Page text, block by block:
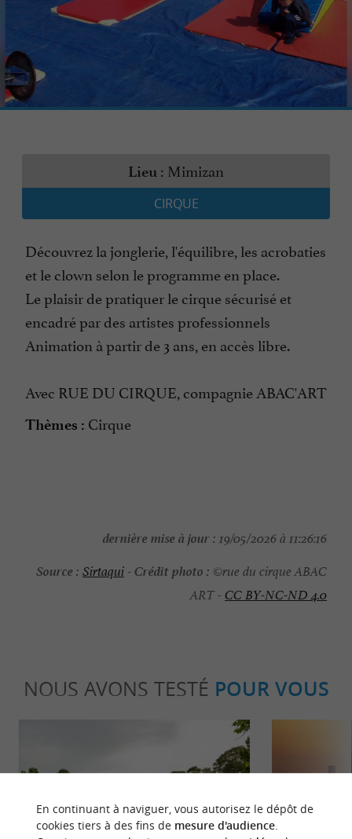
Lieu : Mimizan
CIRQUE
Découvrez la jonglerie, l'équilibre, les acrobaties
et le clown selon le programme en place.
Le plaisir de pratiquer le cirque sécurisé et
encadré par des artistes professionnels
Animation à partir de 3 ans, en accès libre.
Avec RUE DU CIRQUE, compagnie ABAC'ART
Thèmes : Cirque
dernière mise à jour : 19/05/2026 à 11:26:16
Source : Sirtaqui-Crédit photo : ©rue du cirque ABAC
ART -CC BY-NC-ND 4.0
NOUS AVONS TESTÉ POUR VOUS
En continuant à naviguer, vous autorisez le dépôt de
cookies tiers à des fins de mesure d'audience.